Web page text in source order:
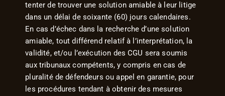
tenter de trouver une solution amiable à leur litige
dans un délai de soixante (60) jours calendaires.
En cas d’échec dans la recherche d’une solution
amiable, tout différend relatif à l’interprétation, la
validité, et/ou l’exécution des CGU sera soumis
aux tribunaux compétents, y compris en cas de
pluralité de défendeurs ou appel en garantie, pour
les procédures tendant à obtenir des mesures